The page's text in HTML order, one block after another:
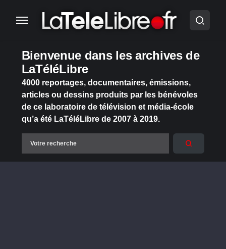
Bienvenue dans les archives de
LaTéléLibre
4000 reportages, documentaires, émissions,
articles ou dessins produits par les bénévoles
de ce laboratoire de télévision et média-école
qu’a été LaTéléLibre de 2007 à 2019.